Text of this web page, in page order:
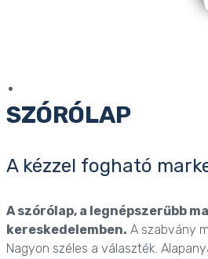
SZÓRÓLAP
A kézzel fogható
A szórólap, a legnépszerűbb
kereskedelemben. A szabvány
Nagyon széles a választék.